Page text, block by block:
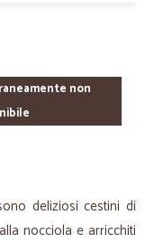
non
deliziosi cestini di
nocciola e arricchiti